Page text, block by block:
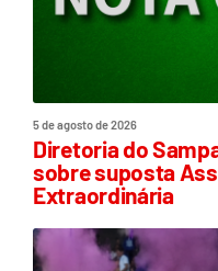
5 de agosto de 2026
Diretoria do
sobre suposta
Extraordinária